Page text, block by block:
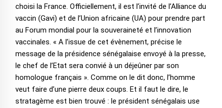
choisi la France. Officiellement, il est l’invité de l’Alliance du
vaccin (Gavi) et de l’Union africaine (UA) pour prendre part
au Forum mondial pour la souveraineté et l’innovation
vaccinales. « A l’issue de cet évènement, précise le
message de la présidence sénégalaise envoyé à la presse,
le chef de l’Etat sera convié à un déjeûner par son
homologue français ». Comme on le dit donc, l’homme
veut faire d’une pierre deux coups. Et il faut le dire, le
stratagème est bien trouvé : le président sénégalais use